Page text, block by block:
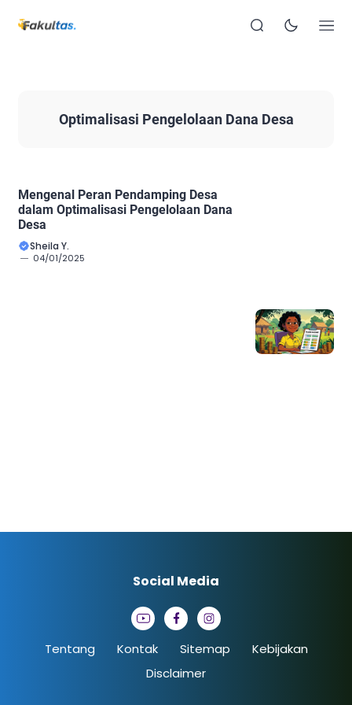
Optimalisasi Pengelolaan Dana Desa
Mengenal Peran Pendamping Desa
dalam Optimalisasi Pengelolaan Dana
Desa
Sheila Y.
04/01/2025
Tentang Kontak Sitemap
Kebijakan
Disclaimer
Social Media